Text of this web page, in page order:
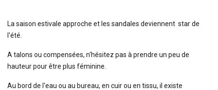
La saison estivale approche et les sandales deviennent star de
l'été.
A talons ou compensées, n'hésitez pas à prendre un peu de
hauteur pour être plus féminine.
Au bord de l'eau ou au bureau, en cuir ou en tissu, il existe